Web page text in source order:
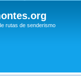
rutas de senderismo